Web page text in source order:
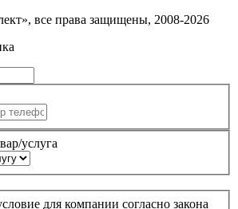
все права защищены, 2008-2026
услуга
для компании согласно закона